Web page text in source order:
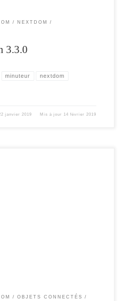
NEXTDOM
3.3.0
minuteur nextdom
janvier 2019 Mis à jour 14 février 2019
OBJETS CONNECTÉS